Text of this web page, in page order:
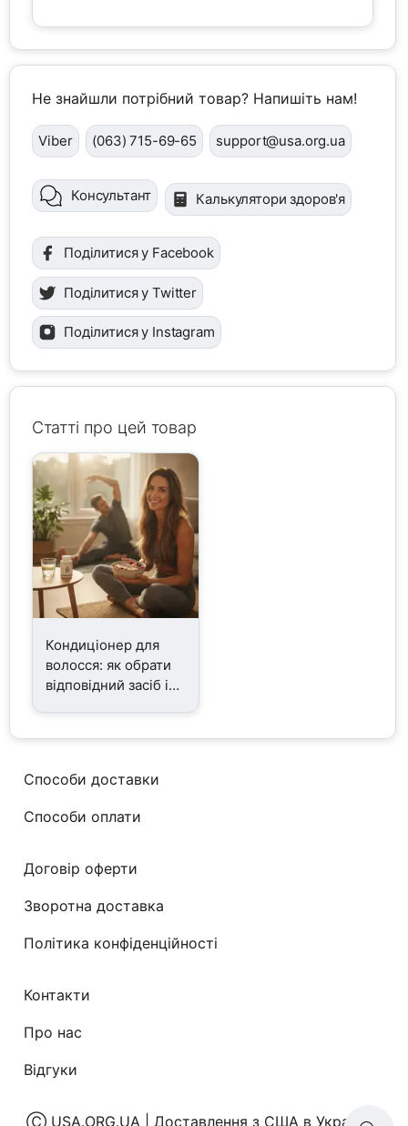
Не знайшли потрібний товар? Напишіть нам!
Viber (063) 715-69-65 support@usa.org.ua
Консультант Калькулятори здоров'я
Поділитися у Facebook
Поділитися у Twitter
Поділитися у Instagram
Статті про цей товар
Кондиціонер для
волосся: як обрати
відповідний засіб і
Способи доставки
Способи оплати
Договір оферти
Зворотна доставка
Політика конфіденційності
Контакти
Про нас
Відгуки
Ⓒ USA.ORG.UA | Доставлення з США в Україну|